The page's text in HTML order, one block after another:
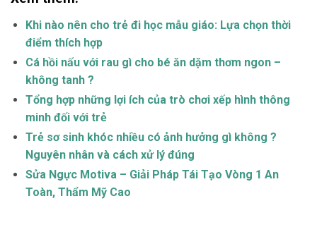
Khi nào nên cho trẻ đi học mẫu giáo: Lựa chọn thời
điểm thích hợp
Cá hồi nấu với rau gì cho bé ăn dặm thơm ngon –
không tanh ?
Tổng hợp những lợi ích của trò chơi xếp hình thông
minh đối với trẻ
Trẻ sơ sinh khóc nhiều có ảnh hưởng gì không ?
Nguyên nhân và cách xử lý đúng
Sửa Ngực Motiva – Giải Pháp Tái Tạo Vòng 1 An
Toàn, Thẩm Mỹ Cao